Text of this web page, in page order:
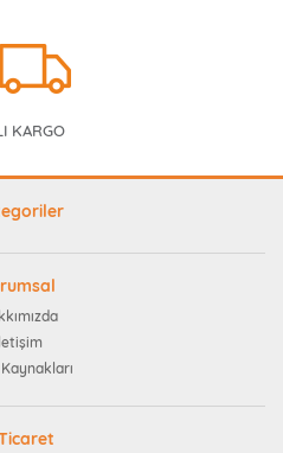
KARGO
İletişim
Kaynakları